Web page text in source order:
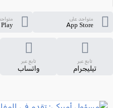
متواجد على
App Store
تابع عبر
تيليجرام
تابع عبر
واتساب